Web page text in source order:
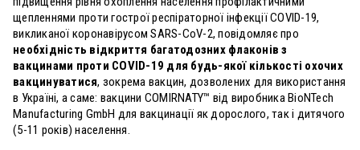
щепленнями проти гострої респіраторної інфекції COVID-19,
викликаної коронавірусом SARS-CoV-2, повідомляє про
необхідність відкриття багатодозних флаконів з
вакцинами проти COVID-19 для будь-якої кількості охочих
вакцинуватися, зокрема вакцин, дозволених для використання
в Україні, а саме: вакцини COMIRNATY™ від виробника BioNTech
Manufacturing GmbH для вакцинації як дорослого, так і дитячого
(5-11 років) населення.